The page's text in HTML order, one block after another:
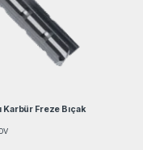
Karbür Freze Bıçak